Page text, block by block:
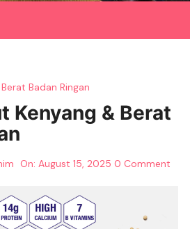
Badan Ringan
Kenyang & Berat
On:August 15, 2025 0 Comment